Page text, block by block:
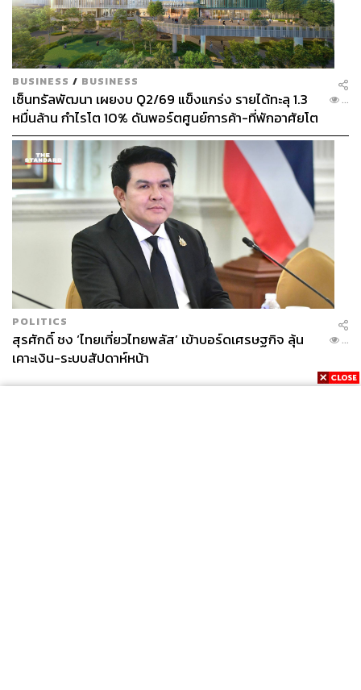
BUSINESS / BUSINESS
เซ็นทรัลพัฒนา เผยงบ Q2/69 แข็งแกร่ง รายได้ทะลุ 1.3
หมื่นล้าน กำไรโต 10% ดันพอร์ตศูนย์การค้า-ที่พักอาศัยโต
ยกแผง
...
POLITICS
สุรศักดิ์ ชง ‘ไทยเที่ยวไทยพลัส’ เข้าบอร์ดเศรษฐกิจ ลุ้น
เคาะเงิน-ระบบสัปดาห์หน้า
...